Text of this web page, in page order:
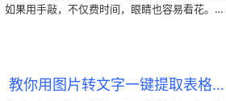
果用手敲，不仅费时间，眼睛也容易看花。这
出来。今天就分享几个非常实用的解决方法。
二季度GDP增长4.3%！教你用图片转文字一键提取表格数据